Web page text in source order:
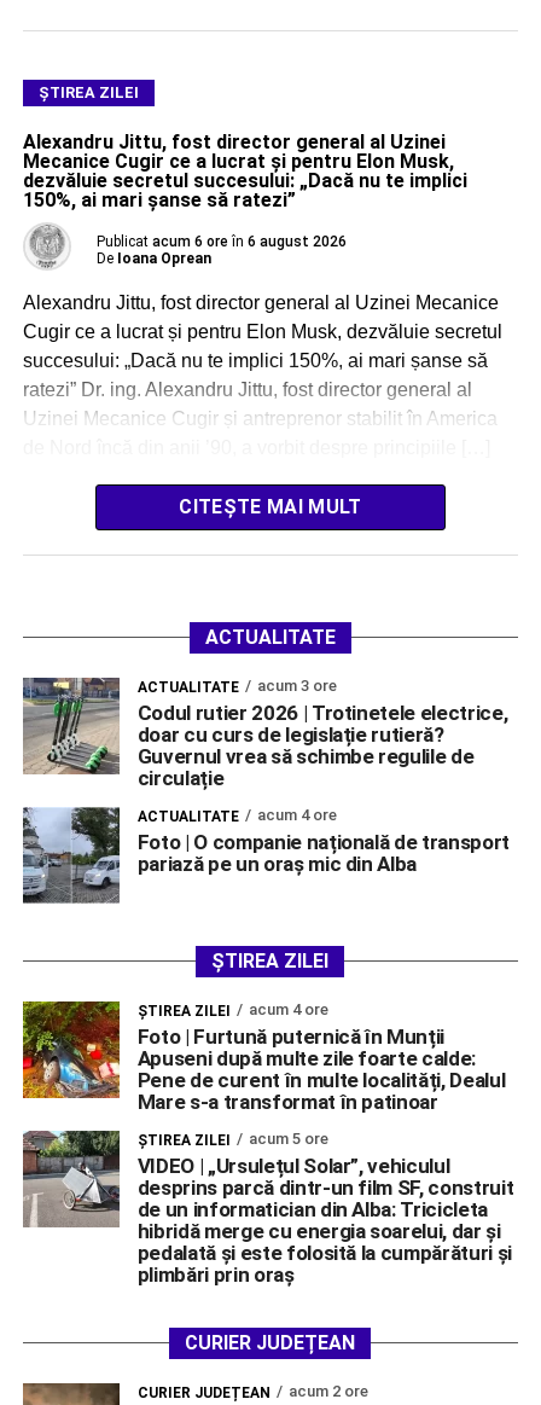
ŞTIREA ZILEI
Alexandru Jittu, fost director general al Uzinei
Mecanice Cugir ce a lucrat și pentru Elon Musk,
dezvăluie secretul succesului: „Dacă nu te implici
150%, ai mari șanse să ratezi”
Publicat acum 6 ore în 6 august 2026
De Ioana Oprean
Alexandru Jittu, fost director general al Uzinei Mecanice
Cugir ce a lucrat și pentru Elon Musk, dezvăluie secretul
succesului: „Dacă nu te implici 150%, ai mari șanse să
ratezi” Dr. ing. Alexandru Jittu, fost director general al
Uzinei Mecanice Cugir și antreprenor stabilit în America
CITEȘTE MAI MULT
ACTUALITATE
ACTUALITATE acum 3 ore
Codul rutier 2026 | Trotinetele electrice,
doar cu curs de legislație rutieră?
Guvernul vrea să schimbe regulile de
circulație
ACTUALITATE acum 4 ore
Foto | O companie națională de transport
pariază pe un oraș mic din Alba
ȘTIREA ZILEI
ŞTIREA ZILEI acum 4 ore
Foto | Furtună puternică în Munții
Apuseni după multe zile foarte calde:
Pene de curent în multe localități, Dealul
Mare s-a transformat în patinoar
ŞTIREA ZILEI acum 5 ore
VIDEO | „Ursulețul Solar”, vehiculul
desprins parcă dintr-un film SF, construit
de un informatician din Alba: Tricicleta
hibridă merge cu energia soarelui, dar și
pedalată și este folosită la cumpărături și
plimbări prin oraș
CURIER JUDEȚEAN
CURIER JUDEȚEAN acum 2 ore